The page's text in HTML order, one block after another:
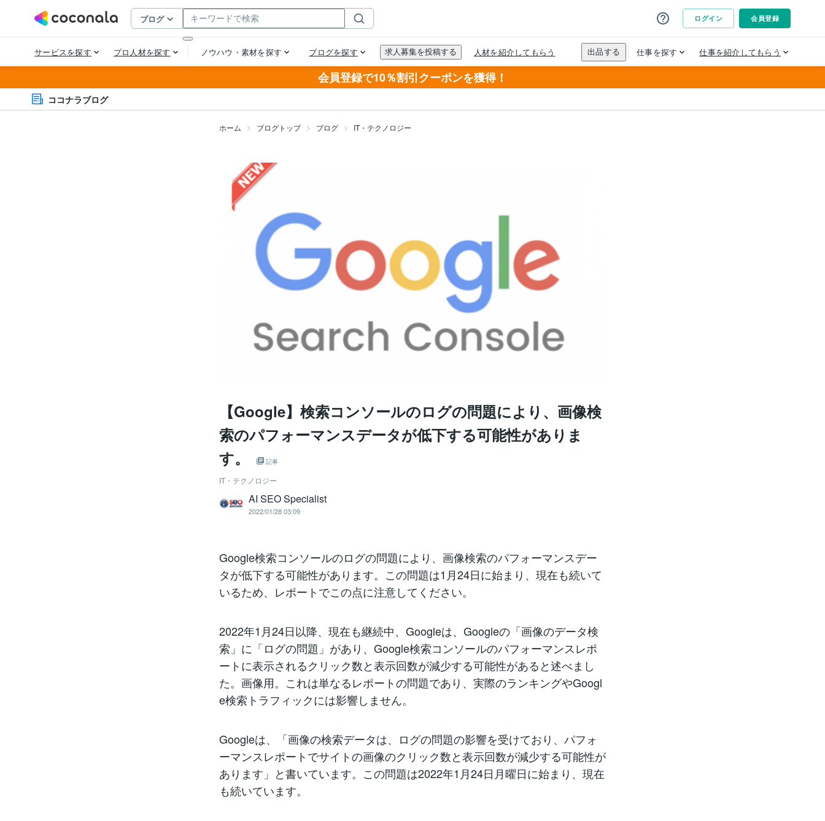
会員登録で10％割引クーポンを獲得！
ココナラブログ
ホーム ブログトップ ブログ IT・テクノロジー
【Google】検索コンソールのログの問題により、画像検
索のパフォーマンスデータが低下する可能性がありま
す。
記事
IT・テクノロジー
AI SEO Specialist
2022/01/28 03:09
Google検索コンソールのログの問題により、画像検索のパフォーマンスデー
タが低下する可能性があります。この問題は1月24日に始まり、現在も続いて
いるため、レポートでこの点に注意してください。
2022年1月24日以降、現在も継続中、Googleは、Googleの「画像のデータ検
索」に「ログの問題」があり、Google検索コンソールのパフォーマンスレポ
ートに表示されるクリック数と表示回数が減少する可能性があると述べまし
た。画像用。これは単なるレポートの問題であり、実際のランキングやGoogl
e検索トラフィックには影響しません。
Googleは、「画像の検索データは、ログの問題の影響を受けており、パフォ
ーマンスレポートでサイトの画像のクリック数と表示回数が減少する可能性が
あります」と書いています。この問題は2022年1月24日月曜日に始まり、現在
も続いています。